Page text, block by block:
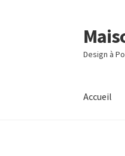
Aller
à
la
Aller
au
contenu
Design à
Accueil